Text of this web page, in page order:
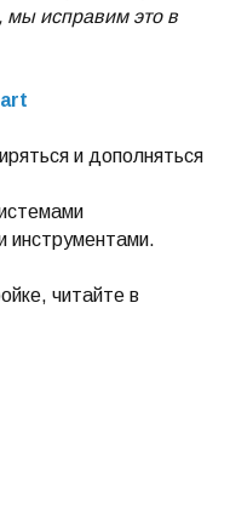
мы исправим это в
и дополняться
инструментами.
читайте в